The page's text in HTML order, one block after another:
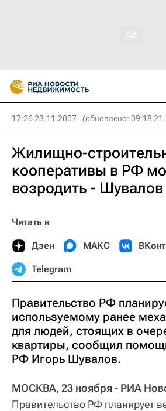
17:26 23.11.2007 (обновлено: 09:18
Жилищно-
кооперативы в РФ
возродить - Шувалов
Читать в
Дзен МАКС
Telegram
Правительство РФ
используемому ранее
для людей, стоящих в
квартиры, сообщил
РФ Игорь Шувалов.
МОСКВА, 23 ноября - РИА
Правительство РФ планирует